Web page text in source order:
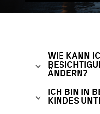
WIE KANN
ÄNDERN?
ICH BIN IN
KINDES